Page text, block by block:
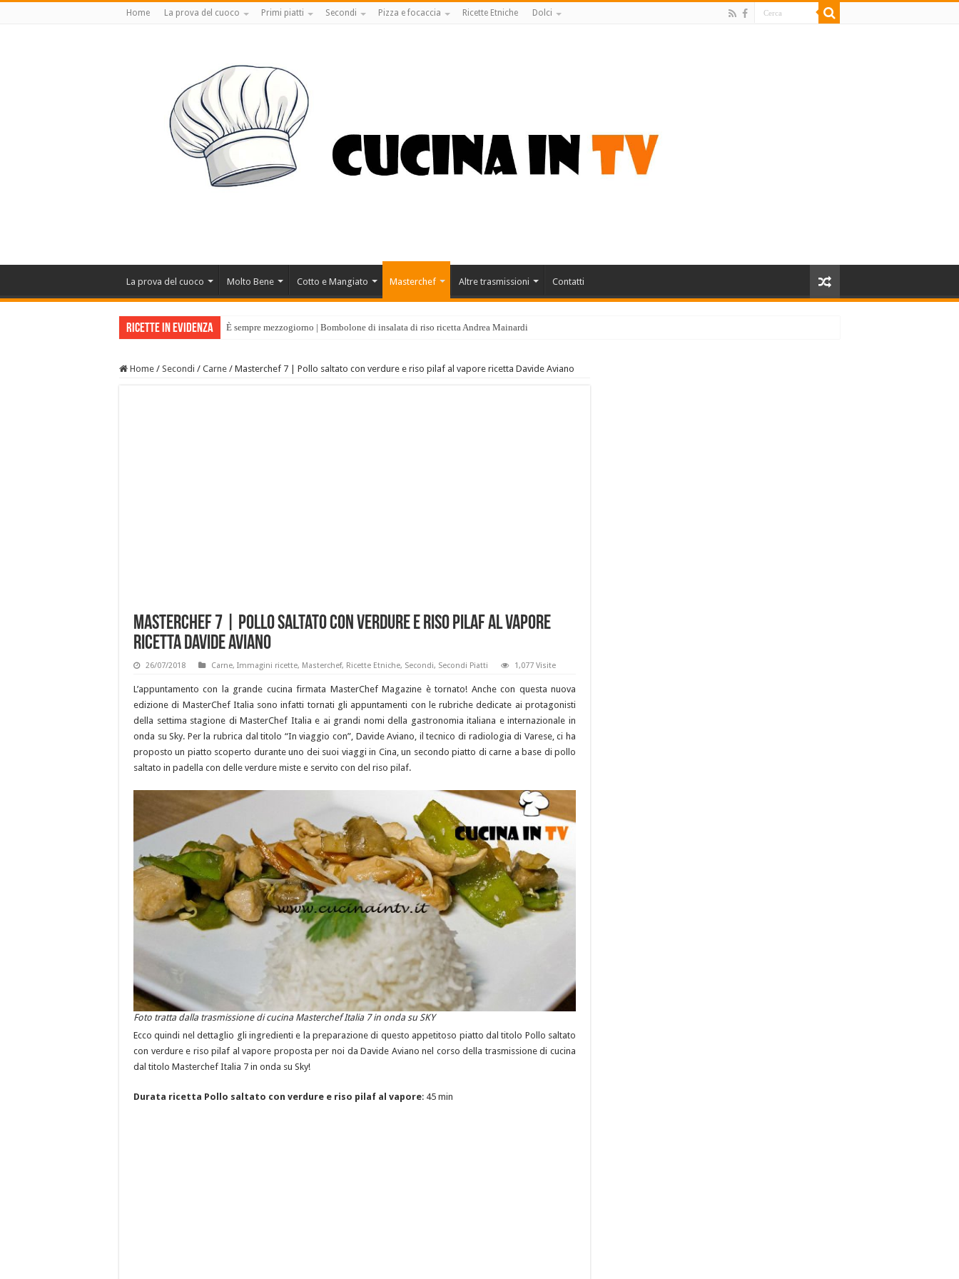
Home La prova del cuoco Primi piatti Secondi Pizza e focaccia Ricette Etniche Dolci
La prova del cuoco Molto Bene Cotto e Mangiato Masterchef Altre trasmissioni Contatti
Ricette in evidenza È sempre mezzogiorno | Bombolone di insalata di riso ricetta Andrea Mainardi
Home / Secondi / Carne / Masterchef 7 | Pollo saltato con verdure e riso pilaf al vapore ricetta Davide Aviano
Masterchef 7 | Pollo saltato con verdure e riso pilaf al vapore
ricetta Davide Aviano
26/07/2018 Carne, Immagini ricette, Masterchef, Ricette Etniche, Secondi, Secondi Piatti 1,077 Visite
L’appuntamento con la grande cucina firmata MasterChef Magazine è tornato! Anche con questa nuova
edizione di MasterChef Italia sono infatti tornati gli appuntamenti con le rubriche dedicate ai protagonisti
della settima stagione di MasterChef Italia e ai grandi nomi della gastronomia italiana e internazionale in
onda su Sky. Per la rubrica dal titolo “In viaggio con”, Davide Aviano, il tecnico di radiologia di Varese, ci ha
proposto un piatto scoperto durante uno dei suoi viaggi in Cina, un secondo piatto di carne a base di pollo
saltato in padella con delle verdure miste e servito con del riso pilaf.
Foto tratta dalla trasmissione di cucina Masterchef Italia 7 in onda su SKY
Ecco quindi nel dettaglio gli ingredienti e la preparazione di questo appetitoso piatto dal titolo Pollo saltato
con verdure e riso pilaf al vapore proposta per noi da Davide Aviano nel corso della trasmissione di cucina
dal titolo Masterchef Italia 7 in onda su Sky!
Durata ricetta Pollo saltato con verdure e riso pilaf al vapore: 45 min